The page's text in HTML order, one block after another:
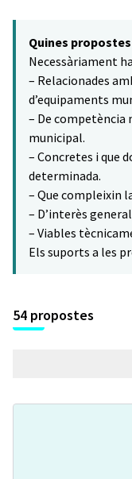
−
Quines
Necessàriament
– Relacionades
d’equipaments
– De
municipal.
– Concretes i que
determinada.
– Que compleixin
– D’interès
– Viables
Els suports a les
54 propostes